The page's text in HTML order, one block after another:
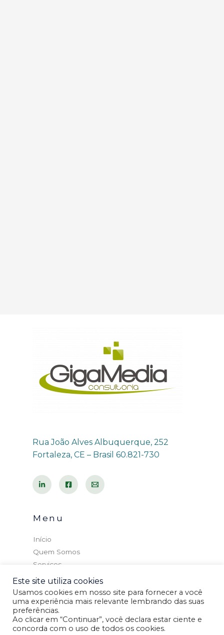
Rua João Alves Albuquerque, 252
Fortaleza, CE – Brasil 60.821-730
Menu
Início
Quem Somos
Serviços
Cursos
Blog
Contato
Este site utiliza cookies
Usamos cookies em nosso site para fornecer a você
uma experiência mais relevante lembrando das suas
preferências.
Ao clicar em “Continuar”, você declara estar ciente e
concorda com o uso de todos os cookies.